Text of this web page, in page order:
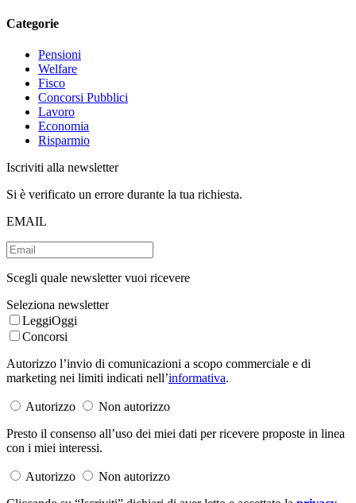
Categorie
Pensioni
Welfare
Fisco
Concorsi Pubblici
Lavoro
Economia
Risparmio
Iscriviti alla newsletter
Si è verificato un errore durante la tua richiesta.
EMAIL
Scegli quale newsletter vuoi ricevere
Seleziona newsletter
LeggiOggi
Concorsi
Autorizzo l’invio di comunicazioni a scopo commerciale e di
marketing nei limiti indicati nell’informativa.
Autorizzo
Non autorizzo
Presto il consenso all’uso dei miei dati per ricevere proposte in linea
con i miei interessi.
Autorizzo
Non autorizzo